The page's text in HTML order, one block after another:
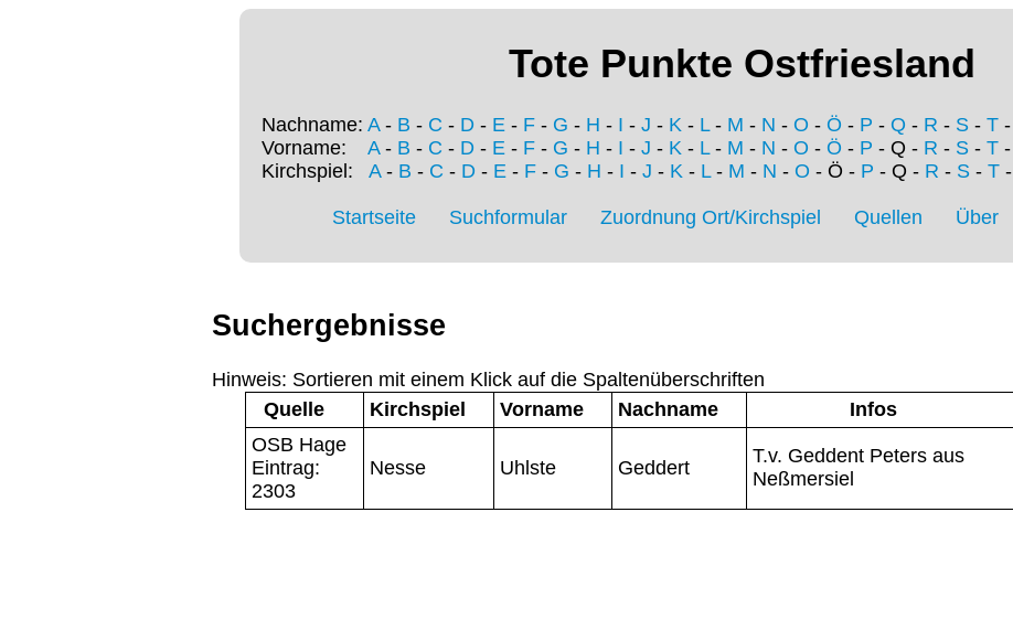
Tote Punkte Ostfriesland
Nachname: A- B - C - D - E - F - G - H - I - J - K - L- M - N - O - Ö - P - Q - R - S - T -
Vorname: A- B - C - D - E - F - G - H - I - J - K - L- M - N - O - Ö - P - Q - R - S - T -
Kirchspiel: A- B - C - D- E- F- G - H - I - J - K- L- M - N - O - Ö - P - Q - R - S- T-
Startseite Suchformular Zuordnung Ort/Kirchspiel Quellen Über
Suchergebnisse
Hinweis: Sortieren mit einem Klick auf die Spaltenüberschriften
Quelle
Kirchspiel Vorname Nachname Infos
OSB Hage
Eintrag:
2303
Nesse Uhlste Geddert
T.v. Geddent Peters aus
Neßmersiel